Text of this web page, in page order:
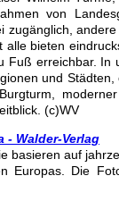
von
bieten
erreichbar. In
und
(c)WV
- Walder-Verlag
basieren auf
Europas. Die